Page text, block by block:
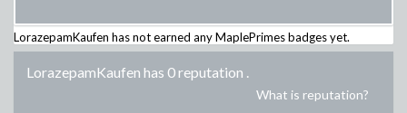
LorazepamKaufen has not earned any MaplePrimes badges yet.
LorazepamKaufen has 0 reputation .
What is reputation?